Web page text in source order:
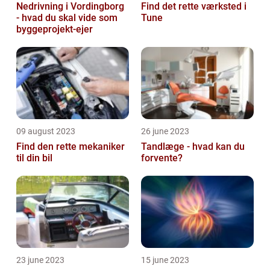
Nedrivning i Vordingborg
- hvad du skal vide som
byggeprojekt-ejer
Find det rette værksted i
Tune
09 august 2023
Find den rette mekaniker
til din bil
26 june 2023
Tandlæge - hvad kan du
forvente?
23 june 2023 15 june 2023